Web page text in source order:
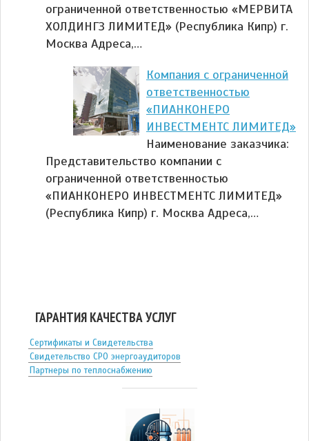
ограниченной ответственностью «МЕРВИТА
ХОЛДИНГЗ ЛИМИТЕД» (Республика Кипр) г.
Москва Адреса,…
Компания с ограниченной
ответственностью
«ПИАНКОНЕРО
ИНВЕСТМЕНТС ЛИМИТЕД»
Наименование заказчика:
Представительство компании с
ограниченной ответственностью
«ПИАНКОНЕРО ИНВЕСТМЕНТС ЛИМИТЕД»
(Республика Кипр) г. Москва Адреса,…
ГАРАНТИЯ КАЧЕСТВА УСЛУГ
Сертификаты и Свидетельства
Свидетельство СРО энергоаудиторов
Партнеры по теплоснабжению